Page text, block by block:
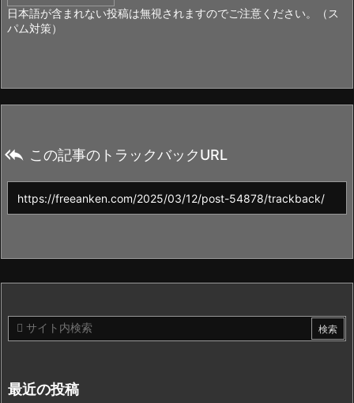
日本語が含まれない投稿は無視されますのでご注意ください。（ス
パム対策）
 この記事のトラックバックURL
最近の投稿